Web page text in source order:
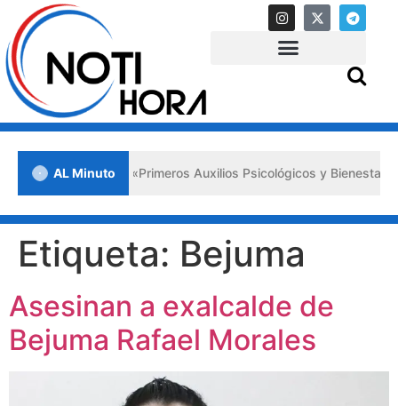
AL Minuto
en Lara impulsa los «Primeros Auxilios Psicológicos y Bienestar
Etiqueta: Bejuma
Asesinan a exalcalde de
Bejuma Rafael Morales